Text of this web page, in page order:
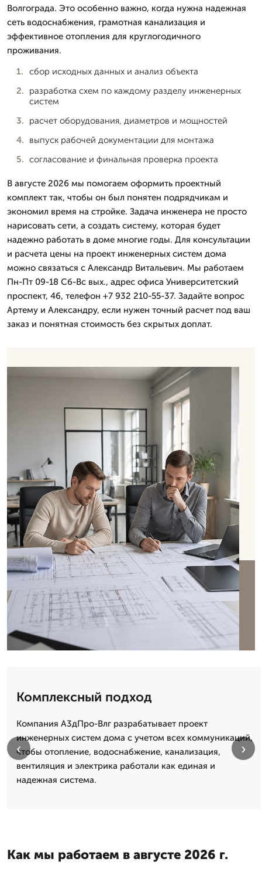
Волгограда. Это особенно важно, когда нужна надежная
сеть водоснабжения, грамотная канализация и
эффективное отопления для круглогодичного
проживания.
сбор исходных данных и анализ объекта
разработка схем по каждому разделу инженерных
систем
расчет оборудования, диаметров и мощностей
выпуск рабочей документации для монтажа
согласование и финальная проверка проекта
В августе 2026 мы помогаем оформить проектный
комплект так, чтобы он был понятен подрядчикам и
экономил время на стройке. Задача инженера не просто
нарисовать сети, а создать систему, которая будет
надежно работать в доме многие годы. Для консультации
и расчета цены на проект инженерных систем дома
можно связаться с Александр Витальевич. Мы работаем
Пн-Пт 09-18 Сб-Вс вых., адрес офиса Университетский
проспект, 46, телефон +7 932 210-55-37. Задайте вопрос
Артему и Александру, если нужен точный расчет под ваш
заказ и понятная стоимость без скрытых доплат.
Комплексный подход
Компания А3дПро-Влг разрабатывает проект
инженерных систем дома с учетом всех коммуникаций,
чтобы отопление, водоснабжение, канализация,
вентиляция и электрика работали как единая и
надежная система.
‹ ›
Как мы работаем в августе 2026 г.